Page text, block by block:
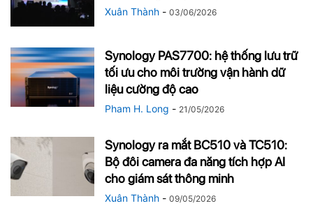
Xuân Thành - 03/06/2026
Synology PAS7700: hệ thống lưu trữ
tối ưu cho môi trường vận hành dữ
liệu cường độ cao
Pham H. Long - 21/05/2026
Synology ra mắt BC510 và TC510:
Bộ đôi camera đa năng tích hợp AI
cho giám sát thông minh
Xuân Thành - 09/05/2026